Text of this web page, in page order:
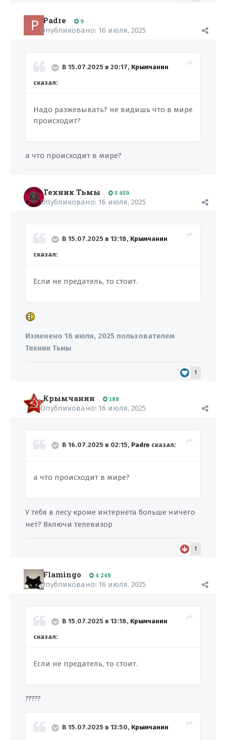
Padre 9
Опубликовано: 16 июля, 2025
В 15.07.2025 в 20:17, Крымчанин
сказал:
Надо разжевывать? не видишь что в мире
происходит?
а что происходит в мире?
Техник Тьмы 5 459
Опубликовано: 16 июля, 2025
В 15.07.2025 в 13:18, Крымчанин
сказал:
Если не предатель, то стоит.
Изменено 16 июля, 2025 пользователем
Техник Тьмы
1
Крымчанин 188
Опубликовано: 16 июля, 2025
В 16.07.2025 в 02:15, Padre сказал:
а что происходит в мире?
У тебя в лесу кроме интернета больше ничего
нет? Включи телевизор
1
Flamingo 4 248
Опубликовано: 16 июля, 2025
В 15.07.2025 в 13:18, Крымчанин
сказал:
Если не предатель, то стоит.
?????
В 15.07.2025 в 13:50, Крымчанин